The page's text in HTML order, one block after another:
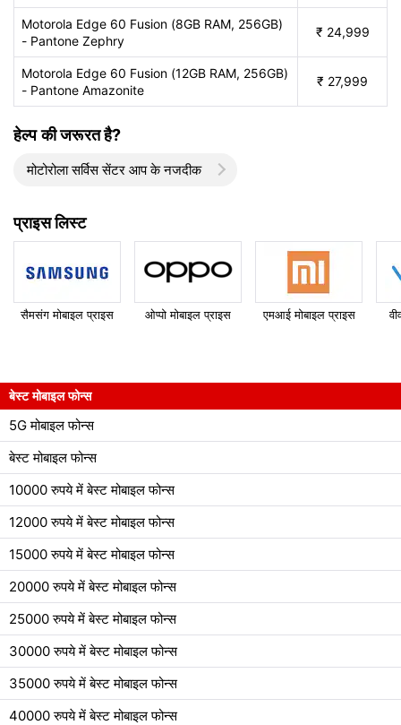
Motorola Edge 60 Fusion (8GB RAM, 256GB)
- Pantone Zephry
₹ 24,999
Motorola Edge 60 Fusion (12GB RAM, 256GB)
- Pantone Amazonite
₹ 27,999
हेल्प की जरूरत है?
मोटोरोला सर्विस सेंटर आप के नजदीक
प्राइस लिस्ट
सैमसंग मोबाइल प्राइस ओप्पो मोबाइल प्राइस एमआई मोबाइल प्राइस
बेस्ट मोबाइल फोन्स
5G मोबाइल फोन्स
बेस्ट मोबाइल फोन्स
10000 रुपये में बेस्ट मोबाइल फोन्स
12000 रुपये में बेस्ट मोबाइल फोन्स
15000 रुपये में बेस्ट मोबाइल फोन्स
20000 रुपये में बेस्ट मोबाइल फोन्स
25000 रुपये में बेस्ट मोबाइल फोन्स
30000 रुपये में बेस्ट मोबाइल फोन्स
35000 रुपये में बेस्ट मोबाइल फोन्स
40000 रुपये में बेस्ट मोबाइल फोन्स